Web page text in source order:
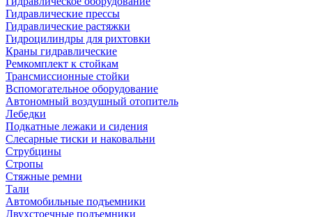
Гидравлические прессы
Гидравлические растяжки
Гидроцилиндры для рихтовки
Краны гидравлические
Ремкомплект к стойкам
Трансмиссионные стойки
Вспомогательное оборудование
Автономный воздушный отопитель
Лебедки
Подкатные лежаки и сидения
Слесарные тиски и наковальни
Струбцины
Стропы
Стяжные ремни
Тали
Автомобильные подъемники
Двухстоечные подъемники